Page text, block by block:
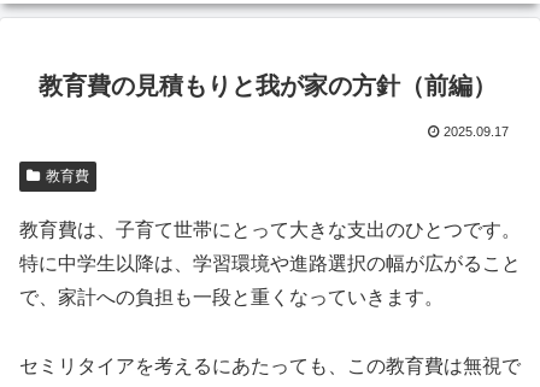
教育費の見積もりと我が家の方針（前編）
2025.09.17
教育費
教育費は、子育て世帯にとって大きな支出のひとつです。
特に中学生以降は、学習環境や進路選択の幅が広がること
で、家計への負担も一段と重くなっていきます。
セミリタイアを考えるにあたっても、この教育費は無視で